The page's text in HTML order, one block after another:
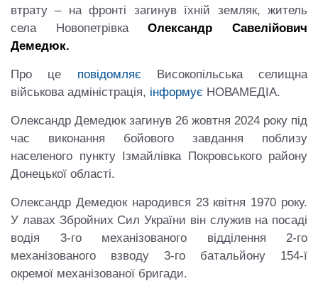
втрату – на фронті загинув їхній земляк, житель
села НовопетрівкаОлександр Савелійович
Демедюк.
Про це повідомляє Високопільська селищна
військова адміністрація, інформує НОВАМЕДІА.
Олександр Демедюк загинув 26 жовтня 2024 року під
час виконання бойового завдання поблизу
населеного пункту Ізмайлівка Покровського району
Донецької області.
Олександр Демедюк народився 23 квітня 1970 року.
У лавах Збройних Сил України він служив на посаді
водія 3-го механізованого відділення 2-го
механізованого взводу 3-го батальйону 154-ї
окремої механізованої бригади.